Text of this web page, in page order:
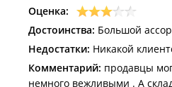
Читаю отзывы и убеждаюсь
Не смотря на достаточно
возвращаться в этот
придётся.
Оценка:
Достоинства: Большой
Недостатки: Никакой
Комментарий: продавцы
немного вежливыми . А